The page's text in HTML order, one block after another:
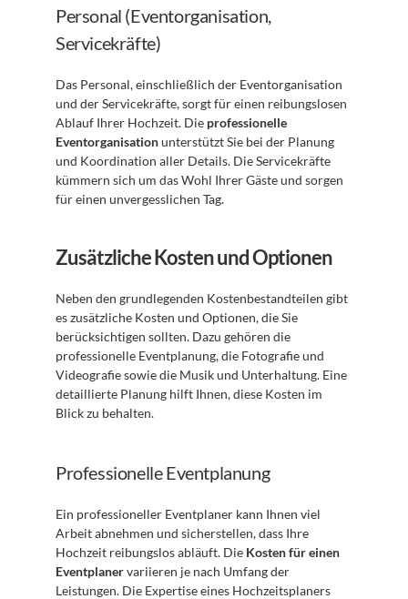
Personal (Eventorganisation,
Servicekräfte)
Das Personal, einschließlich der Eventorganisation
und der Servicekräfte, sorgt für einen reibungslosen
Ablauf Ihrer Hochzeit. Die professionelle
Eventorganisation unterstützt Sie bei der Planung
und Koordination aller Details. Die Servicekräfte
kümmern sich um das Wohl Ihrer Gäste und sorgen
für einen unvergesslichen Tag.
Zusätzliche Kosten und Optionen
Neben den grundlegenden Kostenbestandteilen gibt
es zusätzliche Kosten und Optionen, die Sie
berücksichtigen sollten. Dazu gehören die
professionelle Eventplanung, die Fotografie und
Videografie sowie die Musik und Unterhaltung. Eine
detaillierte Planung hilft Ihnen, diese Kosten im
Blick zu behalten.
Professionelle Eventplanung
Ein professioneller Eventplaner kann Ihnen viel
Arbeit abnehmen und sicherstellen, dass Ihre
Hochzeit reibungslos abläuft. Die Kosten für einen
Eventplaner variieren je nach Umfang der
Leistungen. Die Expertise eines Hochzeitsplaners